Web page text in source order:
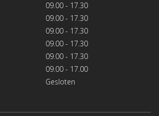
09.00 - 17.30
09.00 - 17.30
09.00 - 17.30
09.00 - 17.30
09.00 - 17.30
09.00 - 17.00
Gesloten